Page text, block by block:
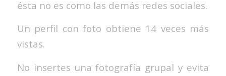
ésta no es como las demás redes sociales.
Un perfil con foto obtiene 14 veces más
vistas.
No insertes una fotografía grupal y evita